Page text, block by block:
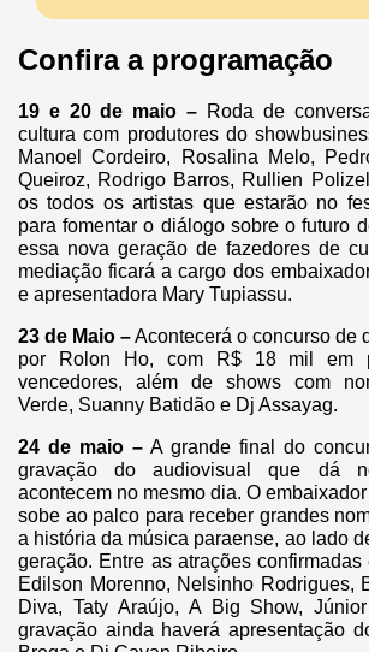
Confira a programação
19 e 20 de maio – Roda de
cultura com produtores do
Manoel Cordeiro, Rosalina Melo,
Queiroz, Rodrigo Barros, Rullien
os todos os artistas que estarão no
para fomentar o diálogo sobre o futuro
essa nova geração de fazedores de
mediação ficará a cargo dos
e apresentadora Mary Tupiassu.
23 de Maio –Acontecerá o concurso de
por Rolon Ho, com R$ 18 mil em
vencedores, além de shows com
Verde, Suanny Batidão e Dj Assayag.
24 de maio –A grande final do
gravação do audiovisual que dá
acontecem no mesmo dia. O
sobe ao palco para receber grandes
a história da música paraense, ao lado
geração. Entre as atrações
Edilson Morenno, Nelsinho Rodrigues,
Diva, Taty Araújo, A Big Show,
gravação ainda haverá apresentação